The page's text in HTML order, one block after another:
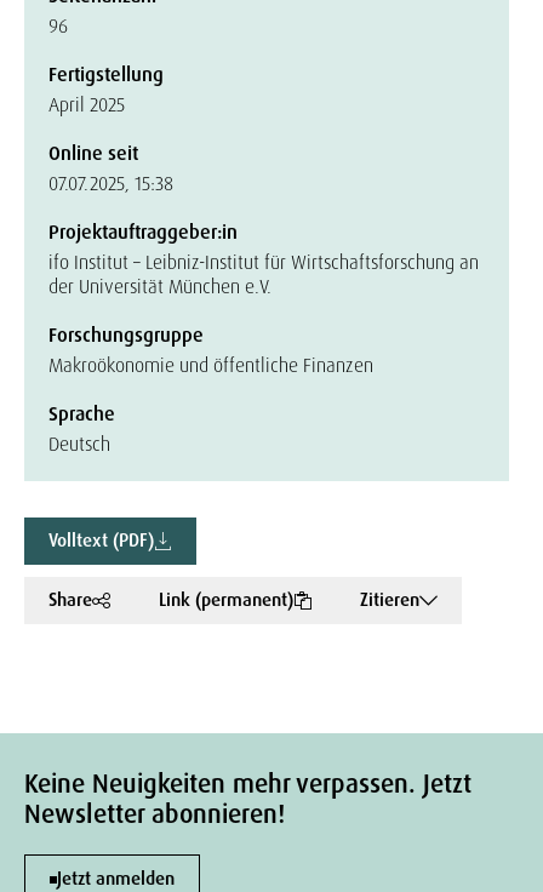
96
Fertigstellung
April 2025
Online seit
07.07.2025, 15:38
Projektauftraggeber:in
ifo Institut – Leibniz-Institut für Wirtschaftsforschung an
der Universität München e.V.
Forschungsgruppe
Makroökonomie und öffentliche Finanzen
Sprache
Deutsch
Volltext (PDF)
Share Link (permanent) Zitieren
Keine Neuigkeiten mehr verpassen. Jetzt
Newsletter abonnieren!
Jetzt anmelden